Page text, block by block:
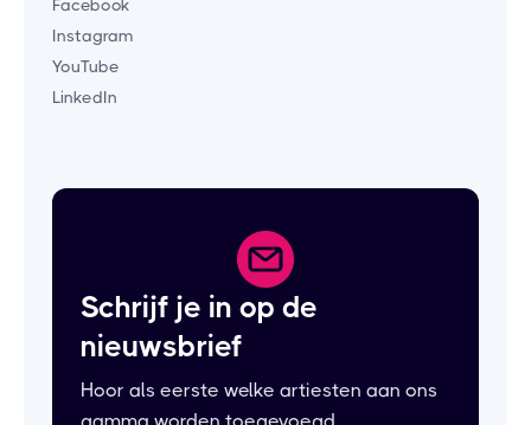
Facebook
Instagram
YouTube
LinkedIn
Schrijf je in op de
nieuwsbrief
Hoor als eerste welke artiesten aan ons